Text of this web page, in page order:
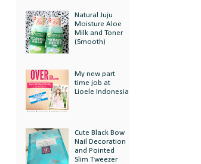
Natural Juju
Moisture Aloe
Milk and Toner
(Smooth)
My new part
time job at
Lioele Indonesia
Cute Black Bow
Nail Decoration
and Pointed
Slim Tweezer